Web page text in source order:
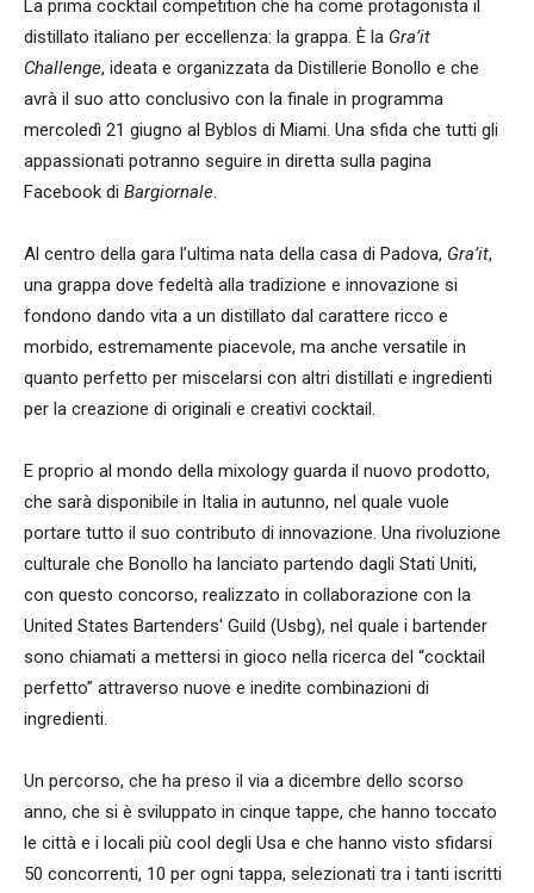
La prima cocktail competition che ha come protagonista il
distillato italiano per eccellenza: la grappa. È la Gra’it
Challenge, ideata e organizzata da Distillerie Bonollo e che
avrà il suo atto conclusivo con la finale in programma
mercoledì 21 giugno al Byblos di Miami. Una sfida che tutti gli
appassionati potranno seguire in diretta sulla pagina
Facebook di Bargiornale.
Al centro della gara l’ultima nata della casa di Padova, Gra’it,
una grappa dove fedeltà alla tradizione e innovazione si
fondono dando vita a un distillato dal carattere ricco e
morbido, estremamente piacevole, ma anche versatile in
quanto perfetto per miscelarsi con altri distillati e ingredienti
per la creazione di originali e creativi cocktail.
E proprio al mondo della mixology guarda il nuovo prodotto,
che sarà disponibile in Italia in autunno, nel quale vuole
portare tutto il suo contributo di innovazione. Una rivoluzione
culturale che Bonollo ha lanciato partendo dagli Stati Uniti,
con questo concorso, realizzato in collaborazione con la
United States Bartenders' Guild (Usbg), nel quale i bartender
sono chiamati a mettersi in gioco nella ricerca del “cocktail
perfetto” attraverso nuove e inedite combinazioni di
ingredienti.
Un percorso, che ha preso il via a dicembre dello scorso
anno, che si è sviluppato in cinque tappe, che hanno toccato
le città e i locali più cool degli Usa e che hanno visto sfidarsi
50 concorrenti, 10 per ogni tappa, selezionati tra i tanti iscritti